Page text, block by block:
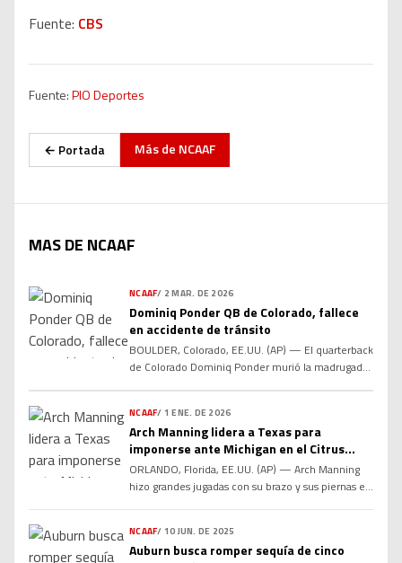
Fuente: CBS
Fuente:PIO Deportes
← Portada Más de NCAAF
MAS DE NCAAF
NCAAF/ 2 MAR. DE 2026
Dominiq Ponder QB de Colorado, fallece
en accidente de tránsito
BOULDER, Colorado, EE.UU. (AP) — El quarterback
de Colorado Dominiq Ponder murió la madrugada
un Tesla 2023 cuando perdió el control en una
curva y chocó contra una barrera de contención,
según la Patrulla Estatal de Colorado. El […]
NCAAF/ 1 ENE. DE 2026
Arch Manning lidera a Texas para
imponerse ante Michigan en el Citrus
Bowl
ORLANDO, Florida, EE.UU. (AP) — Arch Manning
hizo grandes jugadas con su brazo y sus piernas el
carrera de touchdown de 60 yardas en una victoria
de 41-27 que puso fin a un mes difícil para el No.
NCAAF/ 10 JUN. DE 2025
Auburn busca romper sequía de cinco